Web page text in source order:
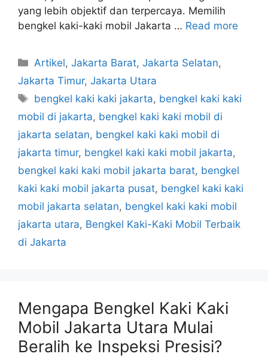
yang lebih objektif dan terpercaya. Memilih
bengkel kaki-kaki mobil Jakarta … Read more
Artikel,Jakarta Barat,Jakarta Selatan,
Jakarta Timur, Jakarta Utara
bengkel kaki kaki jakarta, bengkel kaki kaki
mobil di jakarta, bengkel kaki kaki mobil di
jakarta selatan, bengkel kaki kaki mobil di
jakarta timur, bengkel kaki kaki mobil jakarta,
bengkel kaki kaki mobil jakarta barat, bengkel
kaki kaki mobil jakarta pusat, bengkel kaki kaki
mobil jakarta selatan, bengkel kaki kaki mobil
jakarta utara, Bengkel Kaki-Kaki Mobil Terbaik
di Jakarta
Mengapa Bengkel Kaki Kaki
Mobil Jakarta Utara Mulai
Beralih ke Inspeksi Presisi?